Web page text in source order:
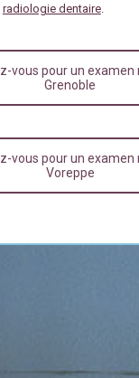
radiologie dentaire.
vous pour un examen
Grenoble
vous pour un examen
Voreppe